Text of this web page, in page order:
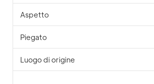
Aspetto
Piegato
Luogo di origine